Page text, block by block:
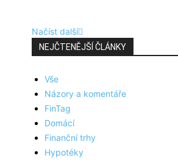
Načíst další
NEJČTENĚJŠÍ ČLÁNKY
Vše
Názory a komentáře
FinTag
Domácí
Finanční trhy
Hypotéky